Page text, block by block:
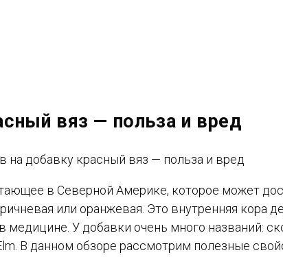
вяз — польза и вред
в Северной Америке, которое может
или оранжевая. Это внутренняя кора
медицине. У добавки очень много названий:
В данном обзоре рассмотрим полезные